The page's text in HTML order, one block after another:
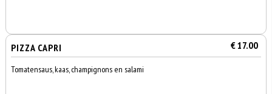
PIZZA CAPRI € 17.00
Tomatensaus, kaas, champignons en salami